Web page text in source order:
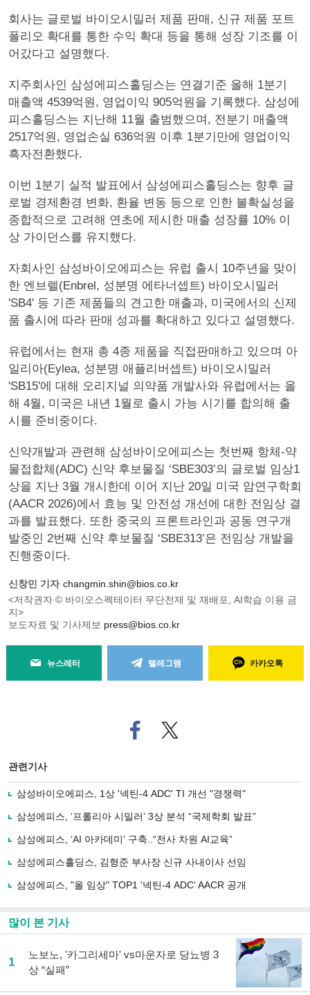
회사는 글로벌 바이오시밀러 제품 판매, 신규 제품 포트
폴리오 확대를 통한 수익 확대 등을 통해 성장 기조를 이
어갔다고 설명했다.
지주회사인 삼성에피스홀딩스는 연결기준 올해 1분기
매출액 4539억원, 영업이익 905억원을 기록했다. 삼성에
피스홀딩스는 지난해 11월 출범했으며, 전분기 매출액
2517억원, 영업손실 636억원 이후 1분기만에 영업이익
흑자전환했다.
이번 1분기 실적 발표에서 삼성에피스홀딩스는 향후 글
로벌 경제환경 변화, 환율 변동 등으로 인한 불확실성을
종합적으로 고려해 연초에 제시한 매출 성장률 10% 이
상 가이던스를 유지했다.
자회사인 삼성바이오에피스는 유럽 출시 10주년을 맞이
한 엔브렐(Enbrel, 성분명 에타너셉트) 바이오시밀러
'SB4' 등 기존 제품들의 견고한 매출과, 미국에서의 신제
품 출시에 따라 판매 성과를 확대하고 있다고 설명했다.
유럽에서는 현재 총 4종 제품을 직접판매하고 있으며 아
일리아(Eylea, 성분명 애플리버셉트) 바이오시밀러
'SB15'에 대해 오리지널 의약품 개발사와 유럽에서는 올
해 4월, 미국은 내년 1월로 출시 가능 시기를 합의해 출
시를 준비중이다.
신약개발과 관련해 삼성바이오에피스는 첫번째 항체-약
물접합체(ADC) 신약 후보물질 ‘SBE303’의 글로벌 임상1
상을 지난 3월 개시한데 이어 지난 20일 미국 암연구학회
(AACR 2026)에서 효능 및 안전성 개선에 대한 전임상 결
과를 발표했다. 또한 중국의 프론트라인과 공동 연구개
발중인 2번째 신약 후보물질 ‘SBE313’은 전임상 개발을
진행중이다.
신창민 기자 changmin.shin@bios.co.kr
<저작권자 © 바이오스펙테이터 무단전재 및 재배포, AI학습 이용 금
지>
보도자료 및 기사제보 press@bios.co.kr
뉴스레터 텔레그램 카카오톡
페
이
로
기
사
유
기
트위
터로
관련기사
삼성바이오에피스, 1상 '넥틴-4 ADC' TI 개선 "경쟁력"
삼성에피스, ‘프롤리아 시밀러’ 3상 분석 “국제학회 발표”
삼성에피스, ‘AI 아카데미’ 구축..“전사 차원 AI교육”
삼성에피스홀딩스, 김형준 부사장 신규 사내이사 선임
삼성에피스, "올 임상" TOP1 '넥틴-4 ADC' AACR 공개
많이 본 기사
1
노보노, '카그리세마' vs마운자로 당뇨병 3
상 “실패”